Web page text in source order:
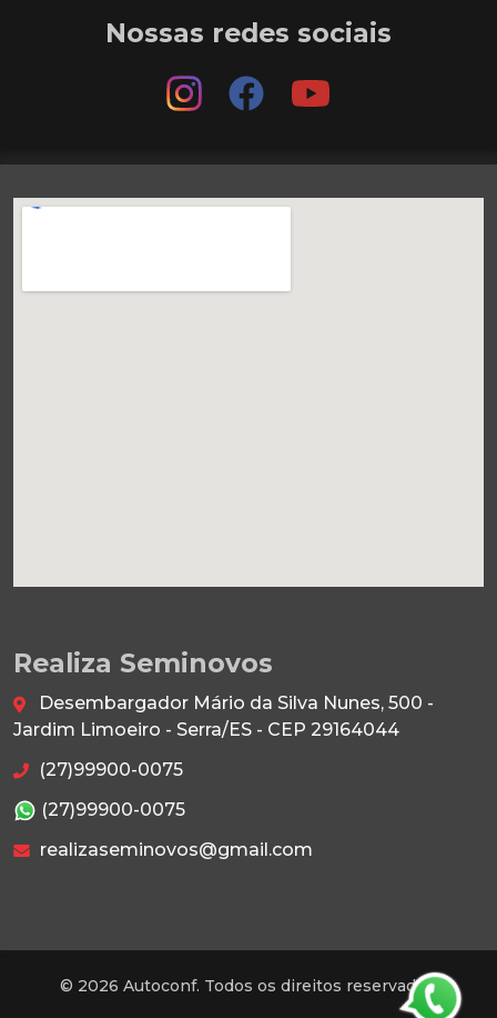
Nossas redes sociais
Realiza Seminovos
Desembargador Mário da Silva Nunes, 500 -
Jardim Limoeiro - Serra/ES - CEP 29164044
(27)99900-0075
(27)99900-0075
realizaseminovos@gmail.com
© 2026 Autoconf. Todos os direitos reservados.